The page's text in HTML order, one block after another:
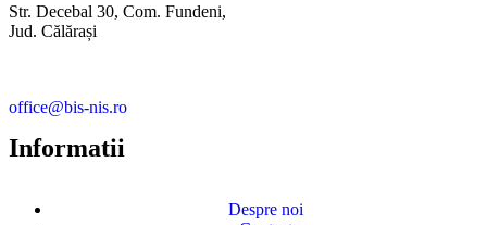
Str. Decebal 30, Com. Fundeni,
Jud. Călărași
office@bis-nis.ro
Informatii
Despre noi